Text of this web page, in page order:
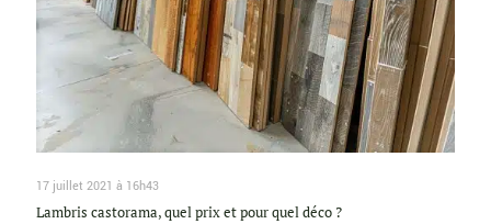
17 juillet 2021 à 16h43
Lambris castorama, quel prix et pour quel déco ?